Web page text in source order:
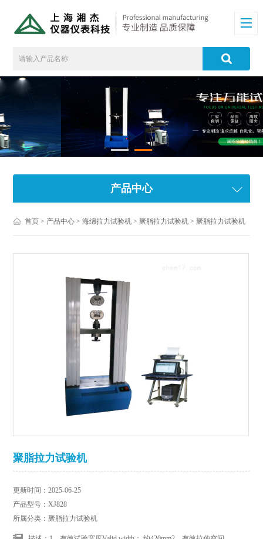
产品中心
首页 > 产品中心 >海绵拉力试验机 >聚脂拉力试验机 > 聚脂拉力试验机
聚脂拉力试验机
更新时间：2025-06-25
产品型号：XJ828
所属分类：聚脂拉力试验机